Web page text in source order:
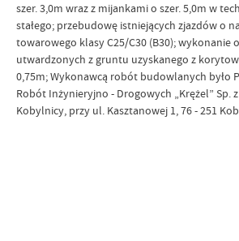
szer. 3,0m wraz z mijankami o szer. 5,0m w
stałego; przebudowę istniejących zjazdów o
towarowego klasy C25/C30 (B30);
utwardzonych z gruntu uzyskanego z
0,75m; Wykonawcą robót budowlanych było
Robót Inżynieryjno - Drogowych „Krężel” Sp.
Kobylnicy, przy ul. Kasztanowej 1, 76 - 251